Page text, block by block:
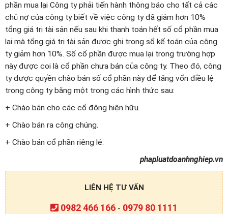
phần mua lại Công ty phải tiến hành thông báo cho tất cả các
chủ nợ của công ty biết về việc công ty đã giảm hơn 10%
tổng giá trị tài sản nếu sau khi thanh toán hết số cổ phần mua
lại mà tổng giá trị tài sản được ghi trong sổ kế toán của công
ty giảm hơn 10%. Số cổ phần được mua lại trong trường hợp
này được coi là cổ phần chưa bán của công ty. Theo đó, công
ty được quyền chào bán số cổ phần này để tăng vốn điều lệ
trong công ty bằng một trong các hình thức sau:
+ Chào bán cho các cổ đông hiện hữu.
+ Chào bán ra công chúng.
+ Chào bán cổ phần riêng lẻ.
phapluatdoanhnghiep.vn
LIÊN HỆ TƯ VẤN
0982 466 166 - 0979 80 1111